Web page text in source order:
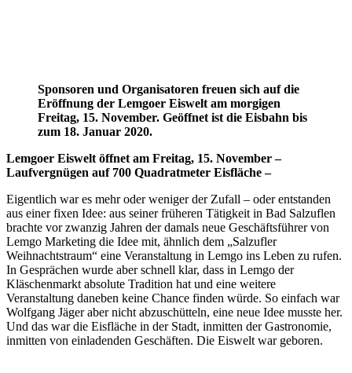
Sponsoren und Organisatoren freuen sich auf die
Eröffnung der Lemgoer Eiswelt am morgigen
Freitag, 15. November. Geöffnet ist die Eisbahn bis
zum 18. Januar 2020.
Lemgoer Eiswelt öffnet am Freitag, 15. November –
Laufvergnügen auf 700 Quadratmeter Eisfläche –
Eigentlich war es mehr oder weniger der Zufall – oder entstanden
aus einer fixen Idee: aus seiner früheren Tätigkeit in Bad Salzuflen
brachte vor zwanzig Jahren der damals neue Geschäftsführer von
Lemgo Marketing die Idee mit, ähnlich dem „Salzufler
Weihnachtstraum“ eine Veranstaltung in Lemgo ins Leben zu rufen.
In Gesprächen wurde aber schnell klar, dass in Lemgo der
Kläschenmarkt absolute Tradition hat und eine weitere
Veranstaltung daneben keine Chance finden würde. So einfach war
Wolfgang Jäger aber nicht abzuschütteln, eine neue Idee musste her.
Und das war die Eisfläche in der Stadt, inmitten der Gastronomie,
inmitten von einladenden Geschäften. Die Eiswelt war geboren.